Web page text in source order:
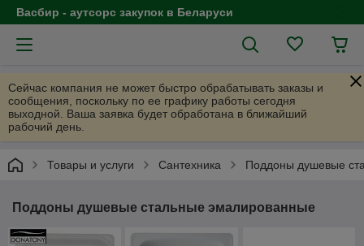
Васбир - аутсорс закупок в Беларуси
Сейчас компания не может быстро обрабатывать заказы и
сообщения, поскольку по ее графику работы сегодня
выходной. Ваша заявка будет обработана в ближайший
рабочий день.
Товары и услуги Cантехника Поддоны душевые
Поддоны душевые стальные эмалированные